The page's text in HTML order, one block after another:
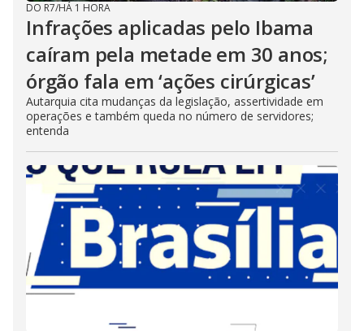
DO R7/HÁ 1 HORA
Infrações aplicadas pelo Ibama
caíram pela metade em 30 anos;
órgão fala em ‘ações cirúrgicas’
Autarquia cita mudanças da legislação, assertividade em
operações e também queda no número de servidores;
entenda